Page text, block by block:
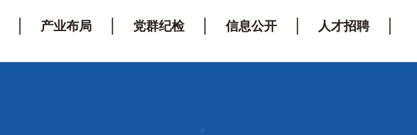
产业布局 党群纪检 信息公开 人才招聘